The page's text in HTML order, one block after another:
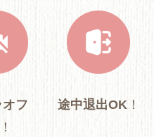
オフ
！
途中退出OK ！